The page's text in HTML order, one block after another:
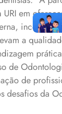
em
a
de
de
desafios da